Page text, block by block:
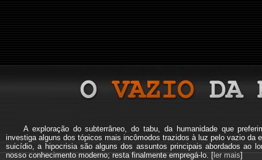
A exploração do subterrâneo, do tabu, da humanidade que
investiga alguns dos tópicos mais incômodos trazidos à luz pelo vazio da
suicídio, a hipocrisia são alguns dos assuntos principais abordados ao
nosso conhecimento moderno; resta finalmente empregá-lo. [ler mais]